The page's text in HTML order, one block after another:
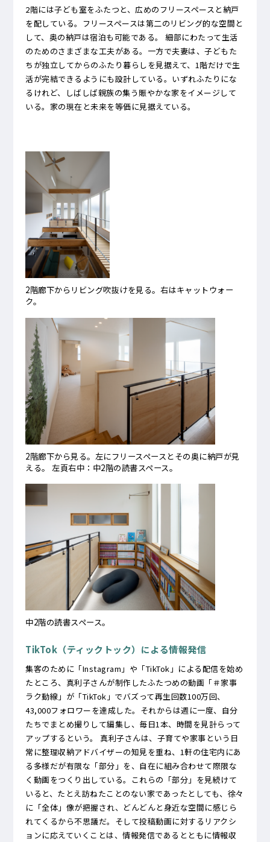
2階には子ども室をふたつと、広めのフリースペースと納戸
を配している。フリースペースは第二のリビング的な空間と
して、奥の納戸は宿泊も可能である。 細部にわたって生活
のためのさまざまな工夫がある。一方で夫妻は、子どもた
ちが独立してからのふたり暮らしを見据えて、1階だけで生
活が完結できるようにも設計している。いずれふたりにな
るけれど、しばしば親族の集う賑やかな家をイメージして
いる。家の現在と未来を等価に見据えている。
2階廊下からリビング吹抜けを見る。右はキャットウォー
ク。
2階廊下から見る。左にフリースペースとその奥に納戸が見
える。 左頁右中：中2階の読書スペース。
中2階の読書スペース。
TikTok（ティックトック）による情報発信
集客のために「Instagram」や「TikTok」による配信を始め
たところ、真利子さんが制作したふたつめの動画「＃家事
ラク動線」が「TikTok」でバズって再生回数100万回、
43,000フォロワーを達成した。それからは週に一度、自分
たちでまとめ撮りして編集し、毎日1本、時間を見計らって
アップするという。 真利子さんは、子育てや家事という日
常に整理収納アドバイザーの知見を重ね、1軒の住宅内にあ
る多様だが有限な「部分」を、自在に組み合わせて際限な
く動画をつくり出している。これらの「部分」を見続けて
いると、たとえ訪ねたことのない家であったとしても、徐々
に「全体」像が把握され、どんどんと身近な空間に感じら
れてくるから不思議だ。そして投稿動画に対するリアクシ
ョンに応えていくことは、情報発信であるとともに情報収